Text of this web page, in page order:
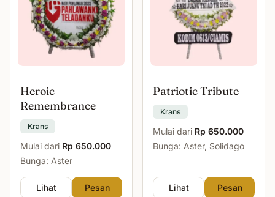
Heroic
Remembrance
Krans
Mulai dari Rp 650.000
Bunga: Aster
Lihat Pesan
Patriotic Tribute
Krans
Mulai dari Rp 650.000
Bunga: Aster, Solidago
Lihat Pesan